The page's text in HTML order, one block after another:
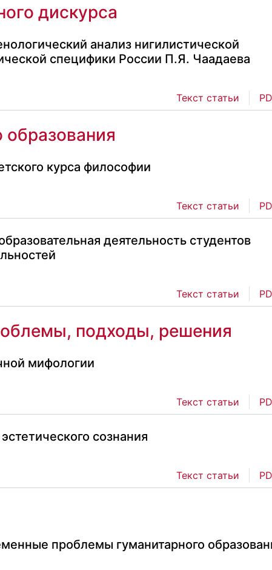
дискурса
анализ нигилистической
специфики России П.Я. Чаадаева
Текст статьи
образования
курса философии
Текст статьи
деятельность студентов
Текст статьи
подходы, решения
мифологии
Текст статьи
сознания
Текст статьи
проблемы гуманитарного